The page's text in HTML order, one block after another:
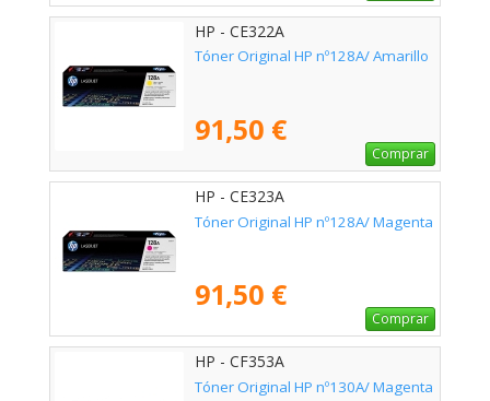
HP - CE322A
Tóner Original HP nº128A/ Amarillo
91,50 €
Comprar
HP - CE323A
Tóner Original HP nº128A/ Magenta
91,50 €
Comprar
HP - CF353A
Tóner Original HP nº130A/ Magenta